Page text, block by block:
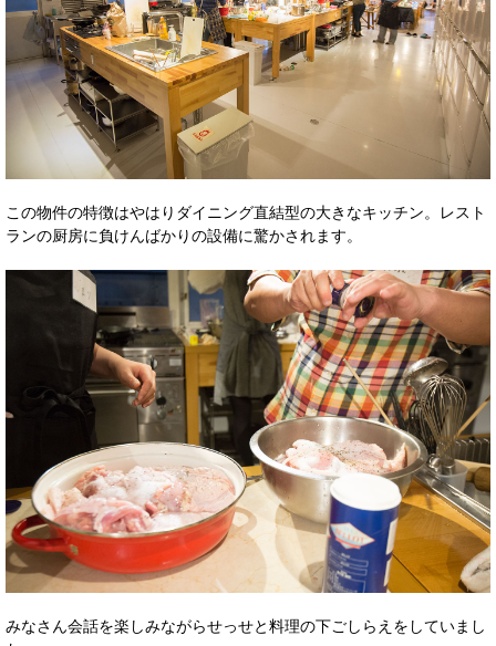
この物件の特徴はやはりダイニング直結型の大きなキッチン。レスト
ランの厨房に負けんばかりの設備に驚かされます。
みなさん会話を楽しみながらせっせと料理の下ごしらえをしていまし